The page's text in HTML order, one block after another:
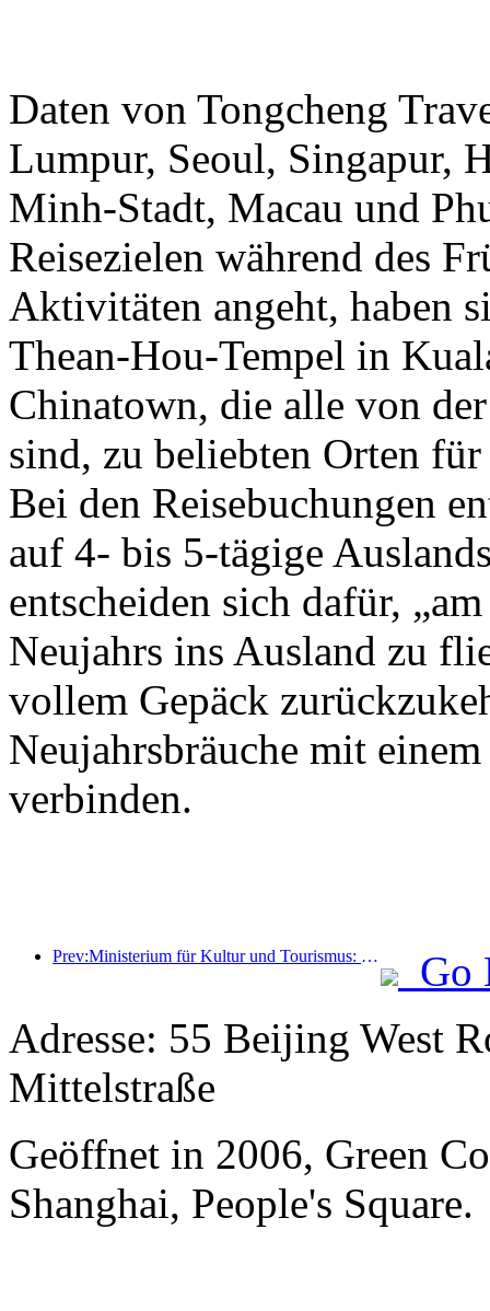
Daten von Tongcheng
Lumpur, Seoul, Singapur,
Minh-Stadt, Macau und
Reisezielen während des
Aktivitäten angeht, haben
Thean-Hou-Tempel in
Chinatown, die alle von
sind, zu beliebten Orten
Bei den Reisebuchungen
auf 4- bis 5-tägige
entscheiden sich dafür,
Neujahrs ins Ausland zu
vollem Gepäck
Neujahrsbräuche mit
verbinden.
Prev:Ministerium für Kultur und Tourismus: Start von 22 thematischen Aktivitäten in 7 großen Bereichen
Go
Adresse: 55 Beijing West
Mittelstraße
Geöffnet in 2006, Green
Shanghai, People's Square.